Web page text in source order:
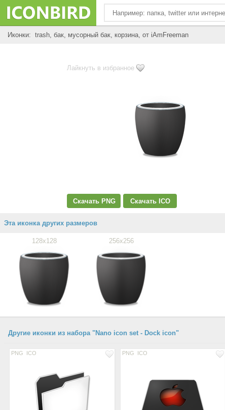
Иконки: trash, бак, мусорный бак, корзина, от iAmFreeman
Лайкнуть в избранное
Скачать PNG Скачать ICO
Эта иконка других размеров
128x128 256x256
Другие иконки из набора "Nano icon set - Dock icon"
PNG ICO PNG ICO